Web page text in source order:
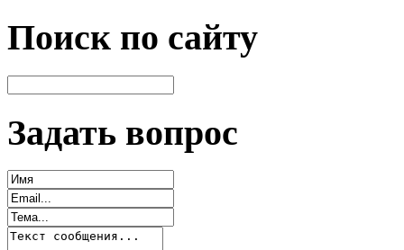
Поиск по сайту
Задать вопрос